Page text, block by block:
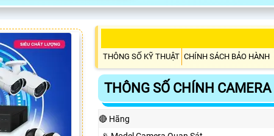
THÔNG SỐ KỸ THUẬT CHÍNH SÁCH BẢO HÀNH
THÔNG SỐ CHÍNH
🔴 Hãng